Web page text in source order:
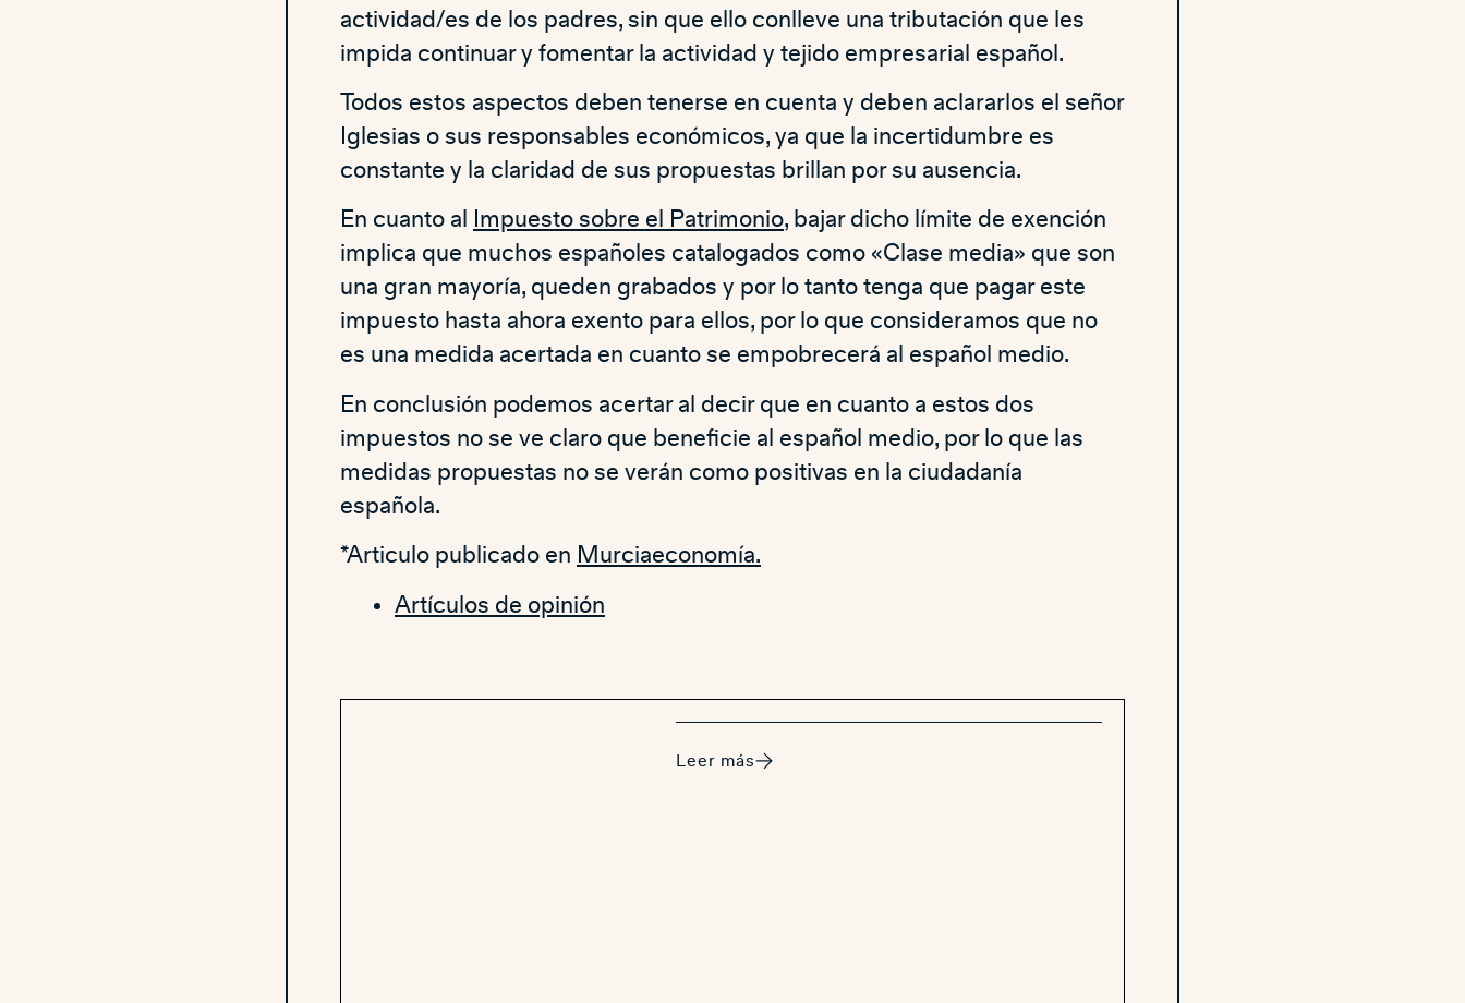
actividad/es de los padres, sin que ello conlleve una tributación que les
impida continuar y fomentar la actividad y tejido empresarial español.
Todos estos aspectos deben tenerse en cuenta y deben aclararlos el señor
Iglesias o sus responsables económicos, ya que la incertidumbre es
constante y la claridad de sus propuestas brillan por su ausencia.
En cuanto al Impuesto sobre el Patrimonio, bajar dicho límite de exención
implica que muchos españoles catalogados como «Clase media» que son
una gran mayoría, queden grabados y por lo tanto tenga que pagar este
impuesto hasta ahora exento para ellos, por lo que consideramos que no
es una medida acertada en cuanto se empobrecerá al español medio.
En conclusión podemos acertar al decir que en cuanto a estos dos
impuestos no se ve claro que beneficie al español medio, por lo que las
medidas propuestas no se verán como positivas en la ciudadanía
española.
*Articulo publicado en Murciaeconomía.
Artículos de opinión
Leer más